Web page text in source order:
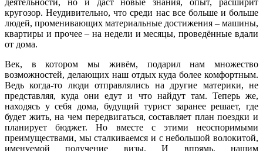
кругозор. Неудивительно, что среди нас все больше и больше
людей, променивающих материальные достижения – машины,
квартиры и прочее – на недели и месяцы, проведённые вдали
от дома.
Век, в котором мы живём, подарил нам множество
возможностей, делающих наш отдых куда более комфортным.
Ведь когда-то люди отправлялись на другие материки, не
представляя, куда они едут и что найдут там. Теперь же,
находясь у себя дома, будущий турист заранее решает, где
будет жить, на чем передвигаться, составляет план поездки и
планирует бюджет. Но вместе с этими неоспоримыми
преимуществами, мы сталкиваемся и с небольшой волокитой,
именуемой получение визы. И впрямь, нашим